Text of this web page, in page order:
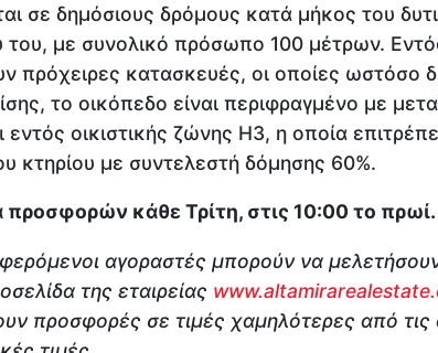
σε δημόσιους δρόμους κατά μήκος του
του, με συνολικό πρόσωπο 100 μέτρων.
πρόχειρες κατασκευές, οι οποίες ωστόσο
το οικόπεδο είναι περιφραγμένο με
εντός οικιστικής ζώνης Η3, η οποία
κτηρίου με συντελεστή δόμησης 60%.
προσφορών κάθε Τρίτη, στις 10:00 το πρωί.
αγοραστές μπορούν να
της εταιρείας
προσφορές σε τιμές χαμηλότερες από